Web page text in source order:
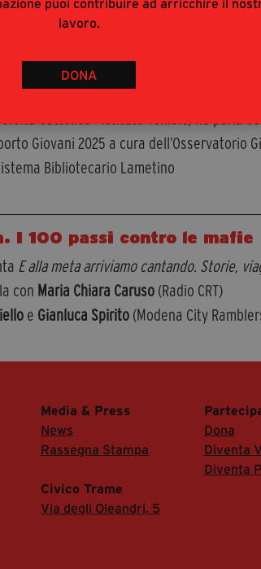
puoi contribuire ad arricchire il
lavoro.
DONA
Bibliotecario Lametino
Giovani 2025 a cura dell’Osservatorio
Bibliotecario Lametino
I 100 passi contro le mafie
E alla meta arriviamo cantando. Storie,
con Maria Chiara Caruso (Radio CRT)
e Gianluca Spirito (Modena City
Media & Press
News
Rassegna Stampa
Dona
Diventa
Diventa
Civico Trame
Via degli Oleandri, 5